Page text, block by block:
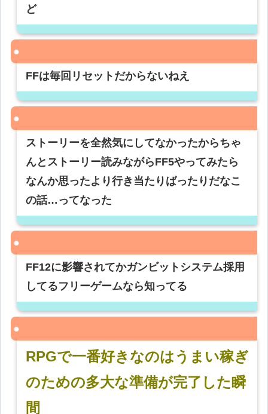
ど
FFは毎回リセットだからないねえ
ストーリーを全然気にしてなかったからちゃ
んとストーリー読みながらFF5やってみたら
なんか思ったより行き当たりばったりだなこ
の話…ってなった
FF12に影響されてかガンビットシステム採用
してるフリーゲームなら知ってる
RPGで一番好きなのはうまい稼ぎ
のための多大な準備が完了した瞬
間